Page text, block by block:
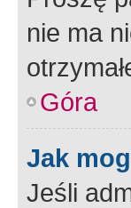
nie ma
Góra
Jak
Jeśli